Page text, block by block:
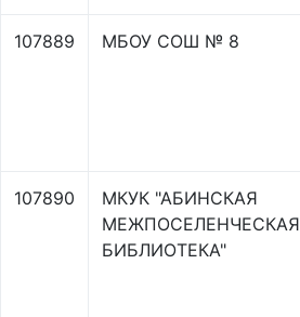
107889 МБОУ СОШ № 8
107890
МКУК "АБИНСКАЯ
МЕЖПОСЕЛЕНЧЕСКАЯ
БИБЛИОТЕКА"